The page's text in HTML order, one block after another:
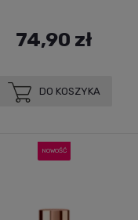
74,90 zł
DO KOSZYKA
NOWOŚĆ